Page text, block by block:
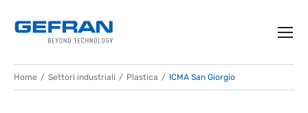
Home Settori industriali Plastica ICMA San Giorgio